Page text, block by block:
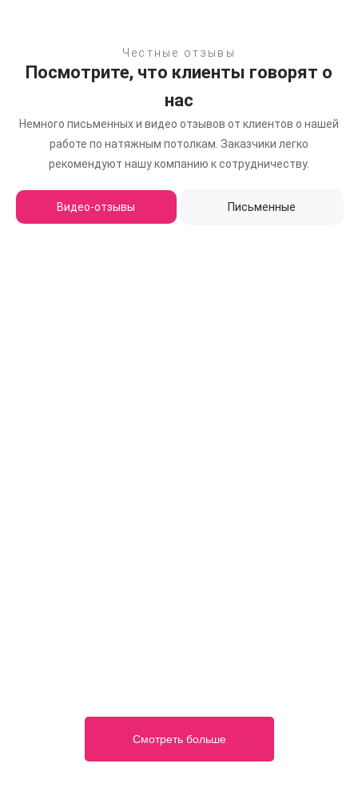
Честные отзывы
Посмотрите, что клиенты говорят о
нас
Немного письменных и видео отзывов от клиентов о нашей
работе по натяжным потолкам. Заказчики легко
рекомендуют нашу компанию к сотрудничеству.
Видео-отзывы Письменные
Смотреть больше